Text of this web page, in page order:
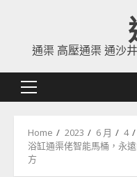
content
通渠 高壓通渠 通沙
Primary
Home 2023 6 月
4
浴缸通渠佬智能馬桶，永
方